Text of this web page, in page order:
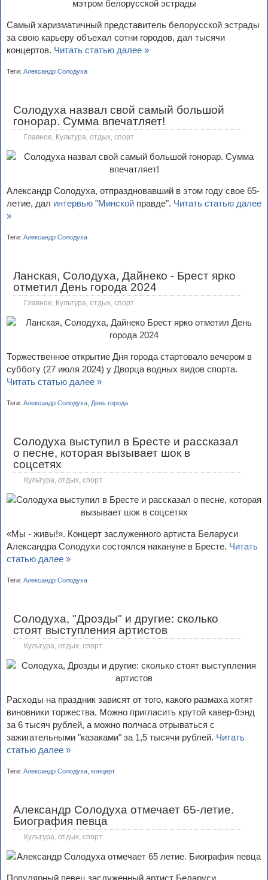
Самый харизматичный представитель белорусской эстрады
за свою карьеру объехал сотни городов, дал тысячи
концертов. Читать статью далее »
Теги: Александр Солодуха
Солодуха назвал свой самый большой
гонорар. Сумма впечатляет!
Главное Культура, отдых, спорт
Александр Солодуха, отпраздновавший в этом году свое 65-
летие, дал интервью "Минской правде". Читать статью далее
»
Теги: Александр Солодуха
Ланская, Солодуха, Дайнеко - Брест ярко
отметил День города 2024
Главное Культура, отдых, спорт
Торжественное открытие Дня города стартовало вечером в
субботу (27 июля 2024) у Дворца водных видов спорта.
Читать статью далее »
Теги: Александр Солодуха День города
Солодуха выступил в Бресте и рассказал
о песне, которая вызывает шок в
соцсетях
Культура, отдых, спорт
«Мы - живы!». Концерт заслуженного артиста Беларуси
Александра Солодухи состоялся накануне в Бресте. Читать
статью далее »
Теги: Александр Солодуха
Солодуха, "Дрозды" и другие: сколько
стоят выступления артистов
Культура, отдых, спорт
Расходы на праздник зависят от того, какого размаха хотят
виновники торжества. Можно пригласить крутой кавер-бэнд
за 6 тысяч рублей, а можно полчаса отрываться с
зажигательными "казаками" за 1,5 тысячи рублей. Читать
статью далее »
Теги: Александр Солодуха концерт
Александр Солодуха отмечает 65-летие.
Биография певца
Культура, отдых, спорт
Популярный певец заслуженный артист Беларуси